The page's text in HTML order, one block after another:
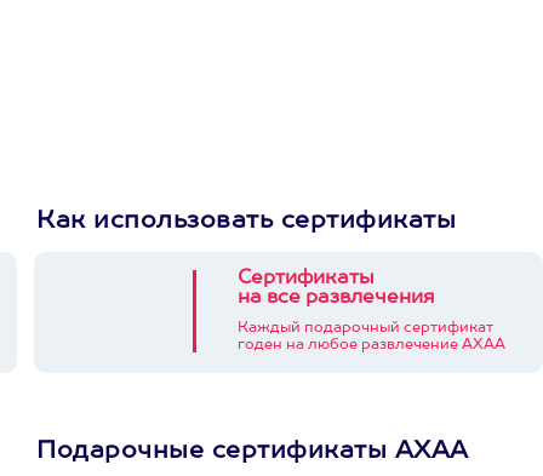
Как использовать сертификаты
Сертификаты
на все развлечения
Каждый подарочный сертификат
годен на любое развлечение АХАА
Подарочные сертификаты АХАА